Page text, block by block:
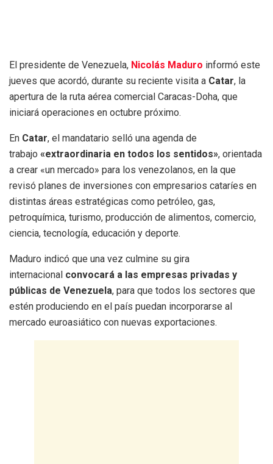
El presidente de Venezuela, Nicolás Maduro informó este
jueves que acordó, durante su reciente visita a Catar, la
apertura de la ruta aérea comercial Caracas-Doha, que
iniciará operaciones en octubre próximo.
En Catar, el mandatario selló una agenda de
trabajo «extraordinaria en todos los sentidos», orientada
a crear «un mercado» para los venezolanos, en la que
revisó planes de inversiones con empresarios cataríes en
distintas áreas estratégicas como petróleo, gas,
petroquímica, turismo, producción de alimentos, comercio,
ciencia, tecnología, educación y deporte.
Maduro indicó que una vez culmine su gira
internacional convocará a las empresas privadas y
públicas de Venezuela, para que todos los sectores que
estén produciendo en el país puedan incorporarse al
mercado euroasiático con nuevas exportaciones.